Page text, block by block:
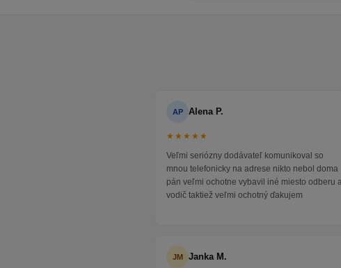
AP Alena P.
★★★★★
Veľmi seriózny dodávateľ komunikoval so
mnou telefonicky na adrese nikto nebol doma
pán veľmi ochotne vybavil iné miesto odberu
vodič taktiež veľmi ochotný ďakujem
JM Janka M.